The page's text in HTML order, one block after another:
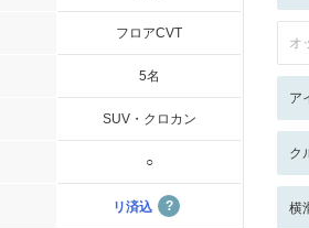
フロアCVT
5名
SUV・クロカン
○
リ済込
オ
ア
ク
横